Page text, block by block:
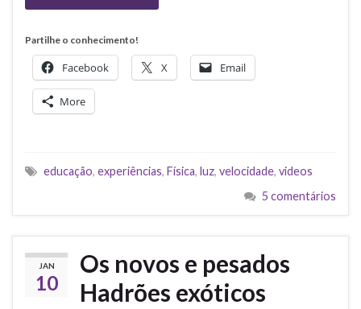
Partilhe o conhecimento!
Facebook X Email
More
educação, experiências, Física, luz, velocidade, videos
5 comentários
JAN
10
Os novos e pesados
Hadrões exóticos